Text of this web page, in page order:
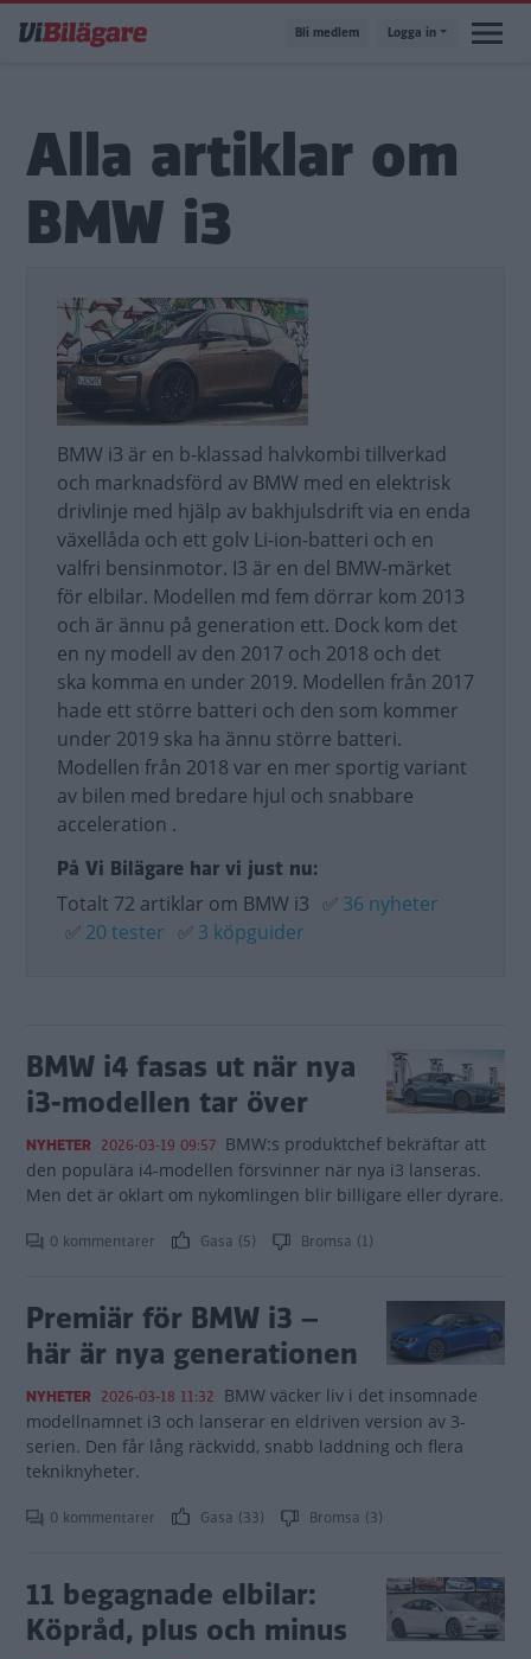
till
Bli medlem Logga in
Alla artiklar om
BMW i3
BMW i3 är en b-klassad halvkombi tillverkad
och marknadsförd av BMW med en elektrisk
drivlinje med hjälp av bakhjulsdrift via en enda
växellåda och ett golv Li-ion-batteri och en
valfri bensinmotor. I3 är en del BMW-märket
för elbilar. Modellen md fem dörrar kom 2013
och är ännu på generation ett. Dock kom det
en ny modell av den 2017 och 2018 och det
ska komma en under 2019. Modellen från 2017
hade ett större batteri och den som kommer
under 2019 ska ha ännu större batteri.
Modellen från 2018 var en mer sportig variant
av bilen med bredare hjul och snabbare
acceleration .
På Vi Bilägare har vi just nu:
Totalt 72 artiklar om BMW i3 ✅ 36 nyheter
✅ 20 tester ✅ 3 köpguider
BMW i4 fasas ut när nya
i3-modellen tar över
NYHETER 2026-03-19 09:57 BMW:s produktchef bekräftar att
den populära i4-modellen försvinner när nya i3 lanseras.
Men det är oklart om nykomlingen blir billigare eller dyrare.
0 kommentarer Gasa (5) Bromsa (1)
Premiär för BMW i3 –
här är nya generationen
NYHETER 2026-03-18 11:32 BMW väcker liv i det insomnade
modellnamnet i3 och lanserar en eldriven version av 3-
serien. Den får lång räckvidd, snabb laddning och flera
tekniknyheter.
0 kommentarer Gasa (33) Bromsa (3)
11 begagnade elbilar:
Köpråd, plus och minus